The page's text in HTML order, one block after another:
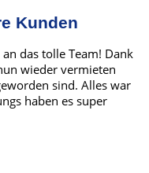
Kunden
das tolle Team! Dank
wieder vermieten
sind. Alles war
haben es super